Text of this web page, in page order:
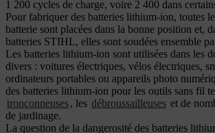
1 200 cycles de charge, voire 2 400 dans
Pour fabriquer des batteries lithium-ion, toutes
batterie sont placées dans la bonne position et,
batteries STIHL, elles sont soudées ensemble
Les batteries lithium-ion sont utilisées dans les
divers : voitures électriques, vélos électriques,
ordinateurs portables ou appareils photo
des batteries lithium-ion pour les outils sans fil
tronçonneuses, les débroussailleuses et de
de jardinage.
La question de la dangerosité des batteries